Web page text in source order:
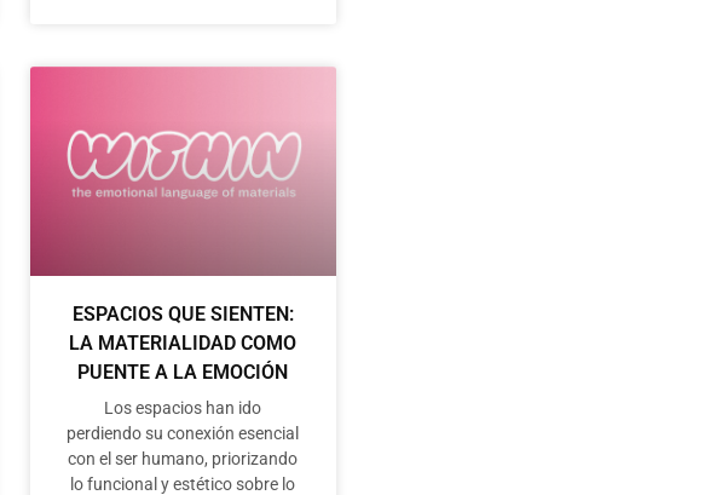
ESPACIOS QUE SIENTEN:
LA MATERIALIDAD COMO
PUENTE A LA EMOCIÓN
Los espacios han ido
perdiendo su conexión esencial
con el ser humano, priorizando
lo funcional y estético sobre lo